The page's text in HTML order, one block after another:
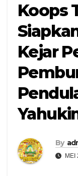
Koops
Kejar
By
MEI